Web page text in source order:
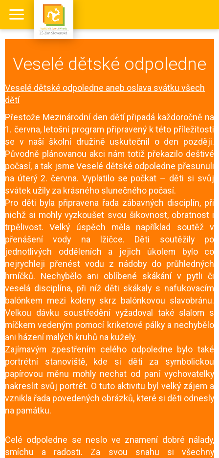
Veselé dětské odpoledne
Veselé dětské odpoledne aneb oslava svátku všech
dětí
Přestože Mezinárodní den dětí připadá každoročně na
1. června, letošní program připravený k této příležitosti
se v naší školní družině uskutečnil o den později.
Původně plánovanou akci nám totiž překazilo deštivé
počasí, a tak jsme Veselé dětské odpoledne přesunuli
na úterý 2. června. Vyplatilo se počkat – děti si svůj
svátek užily za krásného slunečného počasí.
Pro děti byla připravena řada zábavných disciplín, při
nichž si mohly vyzkoušet svou šikovnost, obratnost i
trpělivost. Velký úspěch měla například soutěž v
přenášení vody na lžičce. Děti soutěžily po
jednotlivých odděleních a jejich úkolem bylo co
nejrychleji přenést vodu z nádoby do průhledných
hrníčků. Nechybělo ani oblíbené skákání v pytli či
veselá disciplína, při níž děti skákaly s nafukovacím
balónkem mezi koleny skrz balónkovou slavobránu.
Velkou dávku soustředění vyžadoval také slalom s
míčkem vedeným pomocí kriketové pálky a nechybělo
ani házení malých kruhů na kužely.
Zajímavým zpestřením celého odpoledne bylo také
portrétní stanoviště, kde si děti za symbolickou
papírovou měnu mohly nechat od paní vychovatelky
nakreslit svůj portrét. O tuto aktivitu byl velký zájem a
vznikla řada povedených obrázků, které si děti odnesly
na památku.
Celé odpoledne se neslo ve znamení dobré nálady,
smíchu a radosti. Za svou snahu si všechny